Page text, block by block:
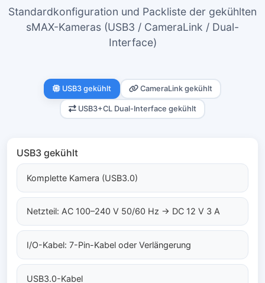
Standardkonfiguration und Packliste der gekühlten
sMAX-Kameras (USB3 / CameraLink / Dual-
Interface)
USB3 gekühlt CameraLink gekühlt
USB3+CL Dual-Interface gekühlt
USB3 gekühlt
Komplette Kamera (USB3.0)
Netzteil: AC 100–240 V 50/60 Hz → DC 12 V 3 A
I/O-Kabel: 7-Pin-Kabel oder Verlängerung
USB3.0-Kabel